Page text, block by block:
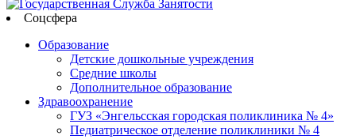
Соцсфера
Образование
Детские дошкольные учреждения
Средние школы
Дополнительное образование
Здравоохранение
ГУЗ «Энгельсская городская поликлиника № 4»
Педиатрическое отделение поликлиники № 4